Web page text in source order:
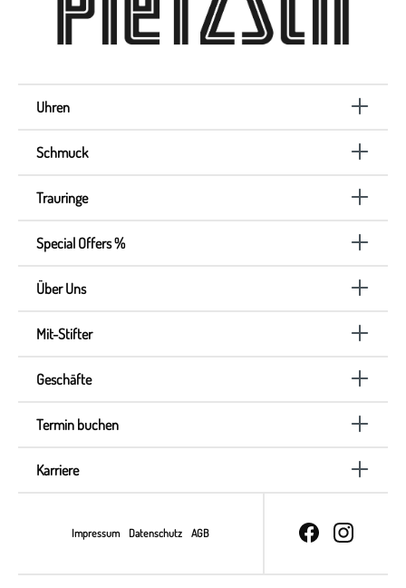
Uhren
Schmuck
Trauringe
Special Offers %
Über Uns
Mit-Stifter
Geschäfte
Termin buchen
Karriere
Impressum Datenschutz AGB